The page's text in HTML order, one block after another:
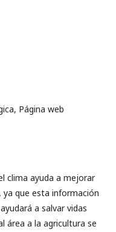
Página web
clima ayuda a mejorar
que esta información
a salvar vidas
área a la agricultura se